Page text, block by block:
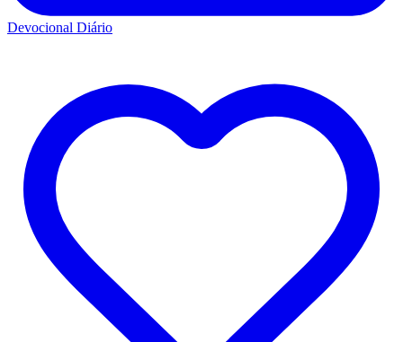
Devocional Diário